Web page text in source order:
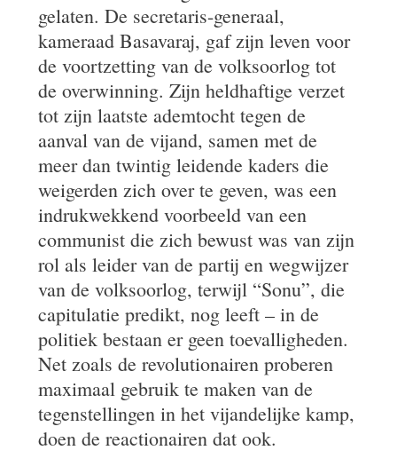
gelaten. De secretaris-generaal,
kameraad Basavaraj, gaf zijn leven voor
de voortzetting van de volksoorlog tot
de overwinning. Zijn heldhaftige verzet
tot zijn laatste ademtocht tegen de
aanval van de vijand, samen met de
meer dan twintig leidende kaders die
weigerden zich over te geven, was een
indrukwekkend voorbeeld van een
communist die zich bewust was van zijn
rol als leider van de partij en wegwijzer
van de volksoorlog, terwijl “Sonu”, die
capitulatie predikt, nog leeft – in de
politiek bestaan er geen toevalligheden.
Net zoals de revolutionairen proberen
maximaal gebruik te maken van de
tegenstellingen in het vijandelijke kamp,
doen de reactionairen dat ook.